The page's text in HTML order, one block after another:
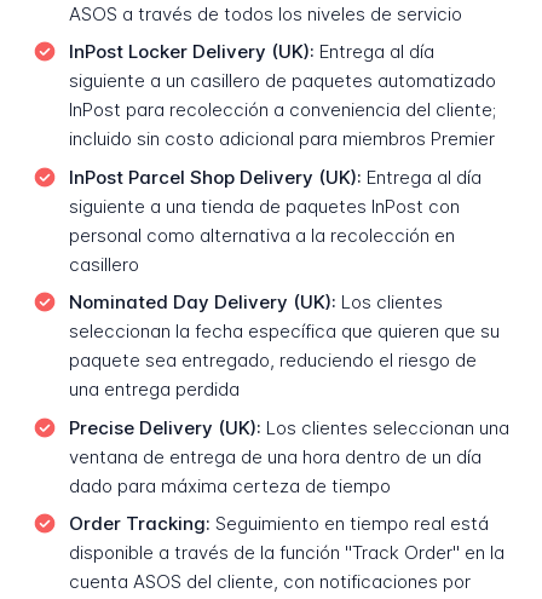
ASOS a través de todos los niveles de servicio
InPost Locker Delivery (UK): Entrega al día
siguiente a un casillero de paquetes automatizado
InPost para recolección a conveniencia del cliente;
incluido sin costo adicional para miembros Premier
InPost Parcel Shop Delivery (UK): Entrega al día
siguiente a una tienda de paquetes InPost con
personal como alternativa a la recolección en
casillero
Nominated Day Delivery (UK): Los clientes
seleccionan la fecha específica que quieren que su
paquete sea entregado, reduciendo el riesgo de
una entrega perdida
Precise Delivery (UK): Los clientes seleccionan una
ventana de entrega de una hora dentro de un día
dado para máxima certeza de tiempo
Order Tracking: Seguimiento en tiempo real está
disponible a través de la función "Track Order" en la
cuenta ASOS del cliente, con notificaciones por